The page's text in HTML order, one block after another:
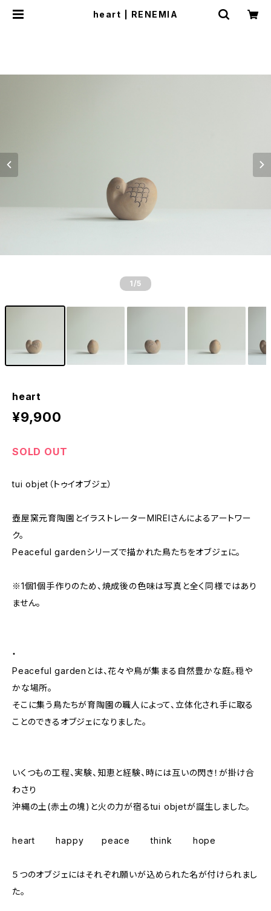
heart | RENEMIA
1 /5
heart
¥9,900
SOLD OUT
tui objet（トゥイオブジェ）
壺屋窯元育陶園とイラストレーターMIREIさんによるアートワー
ク。
Peaceful gardenシリーズで描かれた鳥たちをオブジェに。
※1個1個手作りのため、焼成後の色味は写真と全く同様ではあり
ません。
・
Peaceful gardenとは、花々や鳥が集まる自然豊かな庭。穏や
かな場所。
そこに集う鳥たちが育陶園の職人によって、立体化され手に取る
ことのできるオブジェになりました。
いくつもの工程、実験、知恵と経験、時には互いの閃き！が掛け合
わさり
沖縄の土(赤土の塊)と火の力が宿るtui objetが誕生しました。
heart happy peace think hope
５つのオブジェにはそれぞれ願いが込められた名が付けられまし
た。